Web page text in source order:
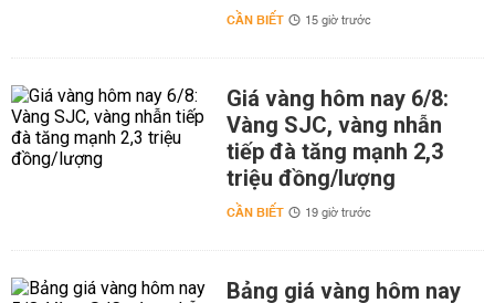
CẦN BIẾT 15 giờ trước
Giá vàng hôm nay 6/8:
Vàng SJC, vàng nhẫn
tiếp đà tăng mạnh 2,3
triệu đồng/lượng
CẦN BIẾT 19 giờ trước
Bảng giá vàng hôm nay